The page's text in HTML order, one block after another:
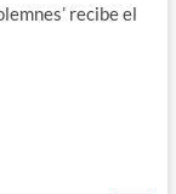
recibe el